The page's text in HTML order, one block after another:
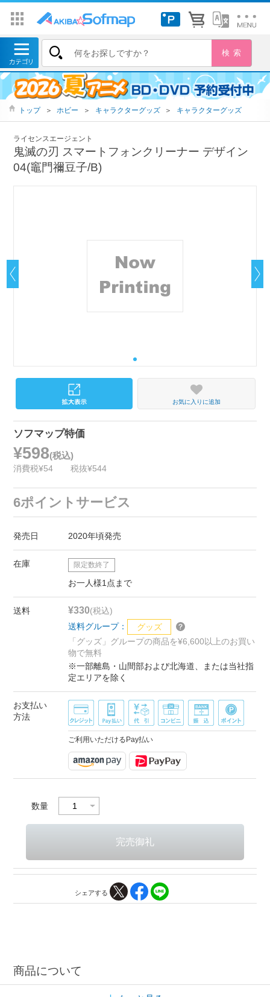
トップ ＞ ホビー ＞ キャラクターグッズ ＞ キャラクターグッズ
ライセンスエージェント
鬼滅の刃 スマートフォンクリーナー デザイン
04(竈門禰豆子/B)
お気に入りに追加
ソフマップ特価
¥598(税込)
消費税¥54 税抜¥544
6ポイントサービス
発売日 2020年頃発売
在庫 限定数終了
お一人様1点まで
送料 ¥330(税込)
送料グループ：
グッズ
「グッズ」グループの商品を¥6,600以上のお買い
物で無料
※一部離島・山間部および北海道、または当社指
定エリアを除く
お支払い
方法
ご利用いただけるPay払い
数量
シェアする
商品について